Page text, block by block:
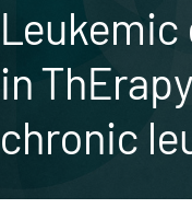
in
chronic